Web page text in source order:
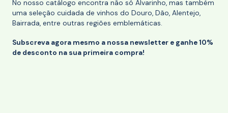
No nosso catálogo encontra não só Alvarinho, mas também
uma seleção cuidada de vinhos do Douro, Dão, Alentejo,
Bairrada, entre outras regiões emblemáticas.
Subscreva agora mesmo a nossa newsletter e ganhe 10%
de desconto na sua primeira compra!